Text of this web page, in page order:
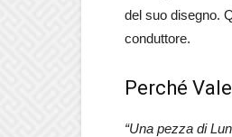
del suo disegno.
conduttore.
Perché
“Una pezza di